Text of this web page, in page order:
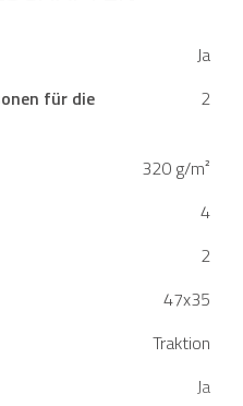
Ja
für die
2
320 g/m²
4
2
47x35
Traktion
Ja